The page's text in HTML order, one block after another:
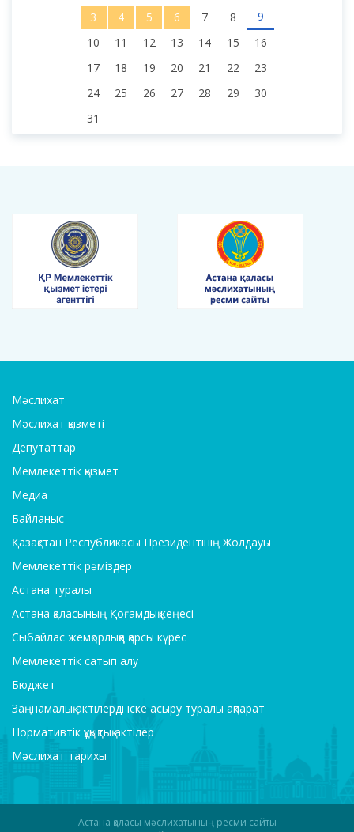
3
4 5 6 7 8
9
10
11 12 13 14 15
16
17
18 19 20 21 22
23
24
25 26 27 28 29
30
31
Мәслихат
Мәслихат қызметі
Депутаттар
Мемлекеттік қызмет
Медиа
Байланыс
Қазақстан Республикасы Президентінің Жолдауы
Мемлекеттік рәміздер
Астана туралы
Астана қаласының Қоғамдық кеңесі
Сыбайлас жемқорлыққа қарсы күрес
Мемлекеттік сатып алу
Бюджет
Заңнамалық актілерді іске асыру туралы ақпарат
Нормативтік құқықтық актілер
Мәслихат тарихы
Астана қаласы мәслихатының ресми сайты